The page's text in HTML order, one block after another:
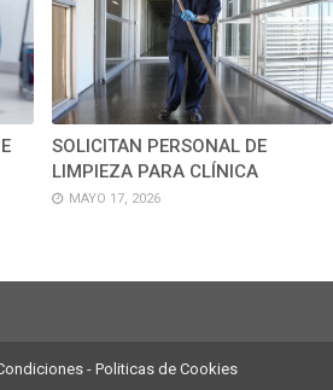
SOLICITAN PERSONAL DE
LIMPIEZA PARA CLÍNICA
MAYO 17, 2026
- Politicas de Cookies